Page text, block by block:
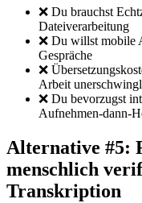
❌ Du brauchst
Dateiverarbeitung
❌ Du willst mobile
Gespräche
❌
Arbeit
❌ Du bevorzugst
Aufnehmen-dann-
Alternative #5:
menschlich
Transkription